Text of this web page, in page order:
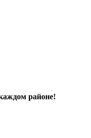
районе!